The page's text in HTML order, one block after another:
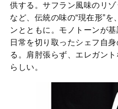
供する。サフラン風味のリ
など、伝統の味の“現在形”
ンとともに。モノトーンが
日常を切り取ったシェフ自
る。肩肘張らず、エレガン
らしい。